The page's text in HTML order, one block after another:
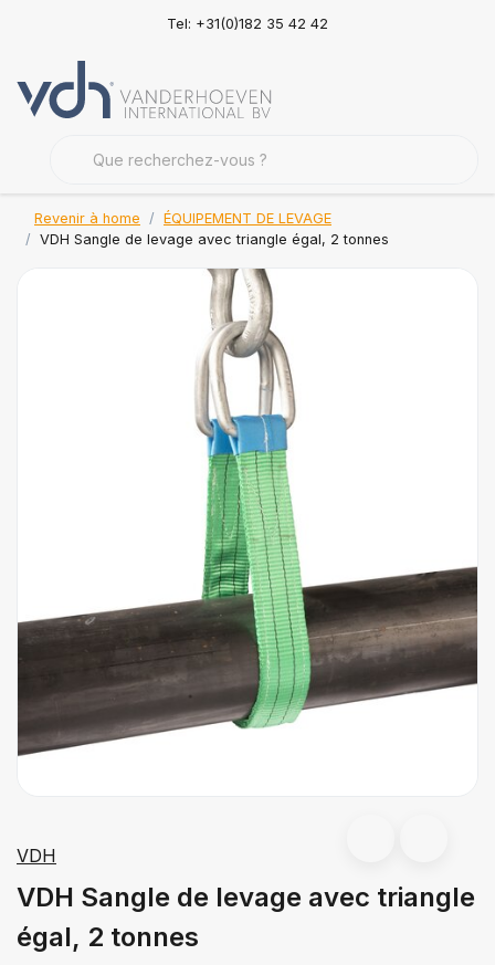
Tel: +31(0)182 35 42 42
Revenir à home
ÉQUIPEMENT DE LEVAGE
VDH Sangle de levage avec triangle égal, 2 tonnes
VDH
VDH Sangle de levage avec triangle
égal, 2 tonnes